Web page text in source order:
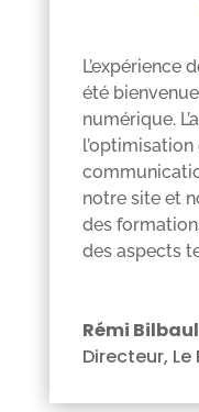
L’expérience
été
numérique.
notre site et
des
des aspects
Rémi
Directeur, Le